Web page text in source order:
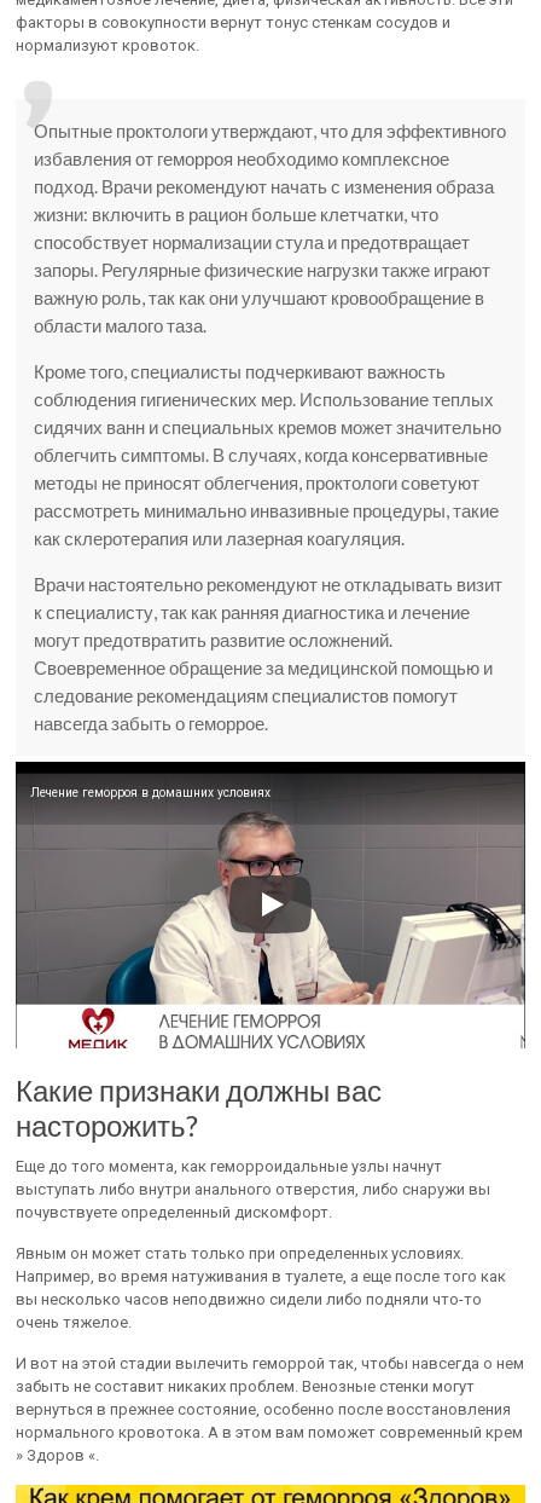
факторы в совокупности вернут тонус стенкам сосудов и
нормализуют кровоток.
Опытные проктологи утверждают, что для эффективного
избавления от геморроя необходимо комплексное
подход. Врачи рекомендуют начать с изменения образа
жизни: включить в рацион больше клетчатки, что
способствует нормализации стула и предотвращает
запоры. Регулярные физические нагрузки также играют
важную роль, так как они улучшают кровообращение в
области малого таза.
Кроме того, специалисты подчеркивают важность
соблюдения гигиенических мер. Использование теплых
сидячих ванн и специальных кремов может значительно
облегчить симптомы. В случаях, когда консервативные
методы не приносят облегчения, проктологи советуют
рассмотреть минимально инвазивные процедуры, такие
как склеротерапия или лазерная коагуляция.
Врачи настоятельно рекомендуют не откладывать визит
к специалисту, так как ранняя диагностика и лечение
могут предотвратить развитие осложнений.
Своевременное обращение за медицинской помощью и
следование рекомендациям специалистов помогут
навсегда забыть о геморрое.
Лечение геморроя в домашних условиях
Какие признаки должны вас
насторожить?
Еще до того момента, как геморроидальные узлы начнут
выступать либо внутри анального отверстия, либо снаружи вы
почувствуете определенный дискомфорт.
Явным он может стать только при определенных условиях.
Например, во время натуживания в туалете, а еще после того как
вы несколько часов неподвижно сидели либо подняли что-то
очень тяжелое.
И вот на этой стадии вылечить геморрой так, чтобы навсегда о нем
забыть не составит никаких проблем. Венозные стенки могут
вернуться в прежнее состояние, особенно после восстановления
нормального кровотока. А в этом вам поможет современный крем
» Здоров «.